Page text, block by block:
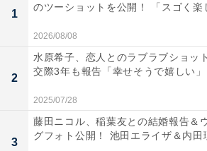
1
のツーショットを公開！ 「スゴく楽
2026/08/08
2
水原希子、恋人とのラブラブショッ
交際3年も報告「幸せそうで嬉しい
2025/07/28
3
藤田ニコル、稲葉友との結婚報告＆
グフォト公開！ 池田エライザ＆内田